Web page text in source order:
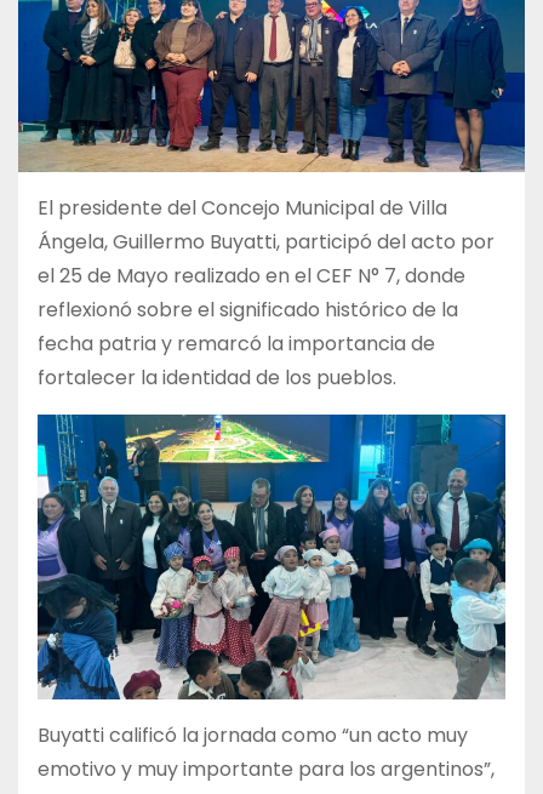
El presidente del Concejo Municipal de Villa
Ángela, Guillermo Buyatti, participó del acto por
el 25 de Mayo realizado en el CEF N° 7, donde
reflexionó sobre el significado histórico de la
fecha patria y remarcó la importancia de
fortalecer la identidad de los pueblos.
Buyatti calificó la jornada como “un acto muy
emotivo y muy importante para los argentinos”,